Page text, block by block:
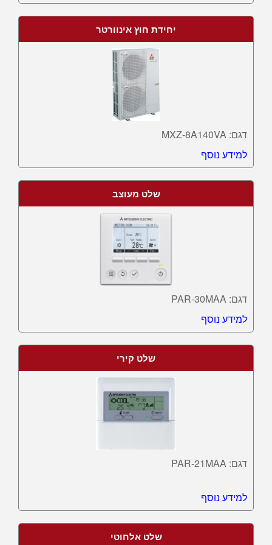
יחידת חוץ אינוורטר
דגם: MXZ-8A140VA
למידע נוסף
שלט מעוצב
דגם: PAR-30MAA
למידע נוסף
שלט קירי
דגם: PAR-21MAA
למידע נוסף
שלט אלחוטי